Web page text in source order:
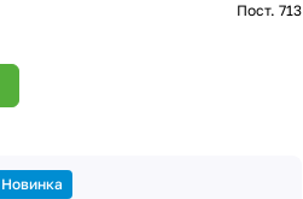
Пост. 713
Новинка